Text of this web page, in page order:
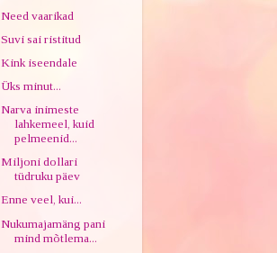
Need vaarikad
Suvi sai ristitud
Kink iseendale
Üks minut...
Narva inimeste
lahkemeel, kuid
pelmeenid...
Miljoni dollari
tüdruku päev
Enne veel, kui...
Nukumajamäng pani
mind mõtlema...